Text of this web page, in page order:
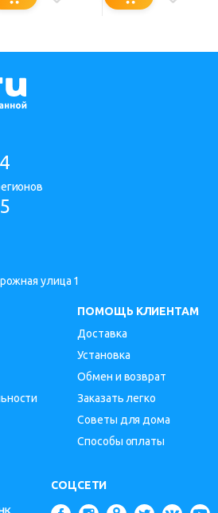
улица 1
ПОМОЩЬ КЛИЕНТАМ
Доставка
Установка
Обмен и возврат
Заказать легко
Советы для дома
Способы оплаты
СОЦСЕТИ